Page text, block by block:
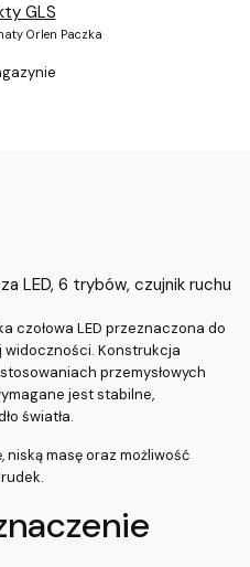
GLS
Orlen Paczka
LED, 6 trybów, czujnik ruchu
czołowa LED przeznaczona do
Konstrukcja
przemysłowych
jest stabilne,
światła.
niską masę oraz możliwość